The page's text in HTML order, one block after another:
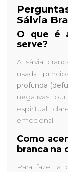
Sálvia
O que é
serve?
A sálvia
usada
profunda
negativas,
espiritual,
emocional.
Como
branca na
Para fazer a